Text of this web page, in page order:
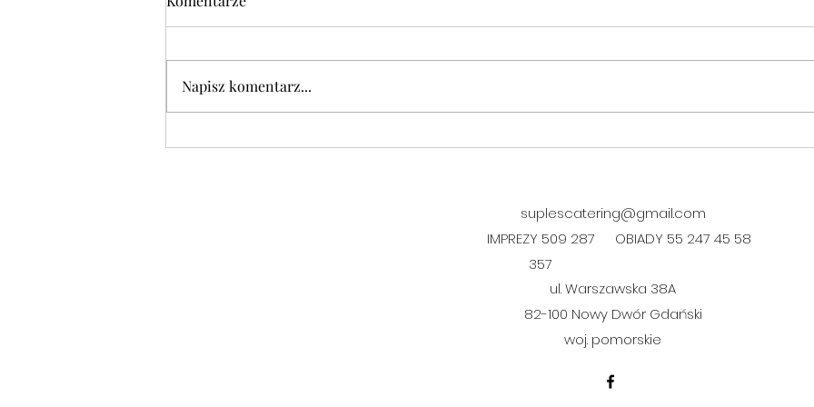
POLECAMY w czwartek
Napisz komentarz...
suplescatering@gmail.com
IMPREZY 509 287
357
OBIADY 55 247 45 58
ul. Warszawska 38A
​82-100 Nowy Dwór Gdański
woj. pomorskie